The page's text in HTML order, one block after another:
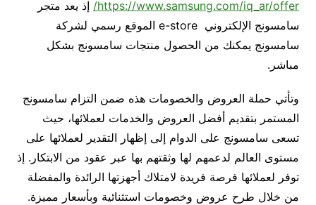
https://www.samsung.com/iq_ar/offer/
إذ يعد متجر
سامسونج الإلكتروني e-store الموقع رسمي لشركة
سامسونج يمكنك من الحصول منتجات سامسونج بشكل
مباشر.
وتأتي حملة العروض والخصومات هذه ضمن التزام سامسونج
المستمر بتقديم أفضل العروض والخدمات لعملائها، حيث
تسعى سامسونج على الدوام إلى إظهار التقدير لعملائها على
مستوى العالم لدعمهم لها وثقتهم بها عبر عقود من الابتكار. إذ
توفر لعملائها فرصة فريدة لامتلاك أجهزتها الرائدة والمفضلة
من خلال طرح عروض وخصومات استثنائية وبأسعار مميزة.